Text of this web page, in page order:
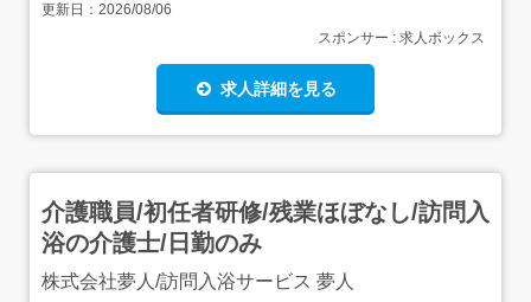
更新日： 2026/08/06
スポンサー : 求人ボックス
求人詳細を見る
介護職員/初任者研修/残業ほぼなし/訪問入
浴の介護士/日勤のみ
株式会社夢人/訪問入浴サービス 夢人